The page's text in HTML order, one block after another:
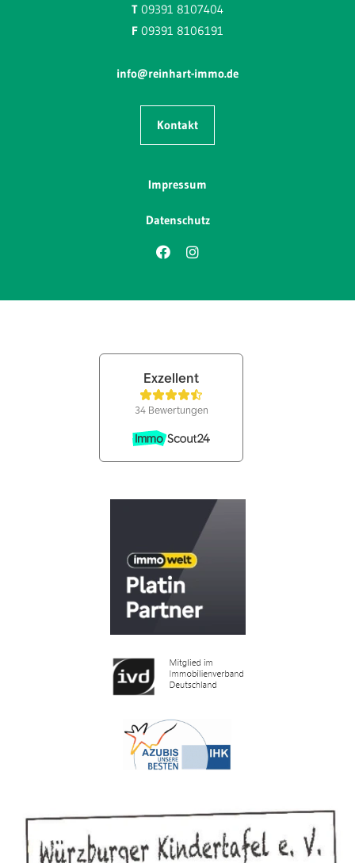
T 09391 8107404
F 09391 8106191
info@reinhart-immo.de
Kontakt
Impressum
Datenschutz